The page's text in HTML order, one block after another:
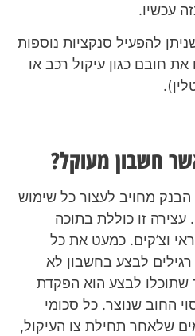
עכשיו.
להפעיל סנקציות נוספות
חובם כגון עיקול רכב או
חשבון מעוקל?
מחויב לעצור כל שימוש
זו כוללת בתוכה
וצ’קים. כמעט את כל
לבצע בחשבון לא
שתוכלו לבצע הוא הפקדת
החוב שנוצר. כל סכומי
ב-90 הימים שלאחר תחילת צו העיקול,